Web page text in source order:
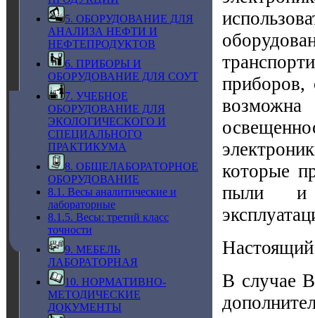
5. ОБОРУДОВАНИЕ ДЛЯ
АНАЛИЗА НЕФТИ И
НЕФТЕПРОДУКТОВ
6. ПРИБОРЫ И
ОБОРУДОВАНИЕ ДЛЯ СОУТ
7. УЧЕБНОЕ
ОБОРУДОВАНИЕ ДЛЯ
ЭКОЛОГИЧЕСКОГО И
СПЕЦИАЛЬНОГО
ПРАКТИКУМА
8. ОБЩЕЛАБОРАТОРНОЕ
ОБОРУДОВАНИЕ
8.1. Весы аналитические и
лабораторные
8.1.5. Весы: третий класс
точности
9. МЕБЕЛЬ
ЛАБОРАТОРНАЯ
10. НОРМАТИВНО-
МЕТОДИЧЕСКИЕ
ДОКУМЕНТЫ
приборов,
которые
пыли и
Настоящий
В случае